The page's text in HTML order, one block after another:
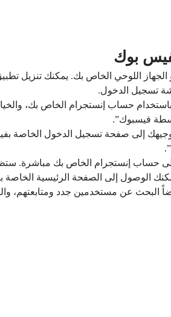
بوك
اللوحي الخاص بك. يمكنك تنزيل
تسجيل الدخول.
حساب إنستجرام الخاص بك،
فيسبوك”.
إلى صفحة تسجيل الدخول الخاصة
حساب إنستجرام الخاص بك مباشرة.
الوصول إلى الصفحة الرئيسية
البحث عن مستخدمين جدد ومتابعتهم،